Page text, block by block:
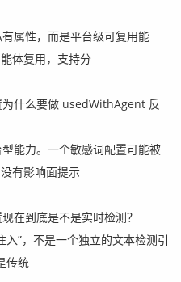
属性，而是平台级可复用能
体复用，支持分
什么要做 usedWithAgent 反
能力。一个敏感词配置可能被
有影响面提示
在到底是不是实时检测？
”，不是一个独立的文本检测引
传统